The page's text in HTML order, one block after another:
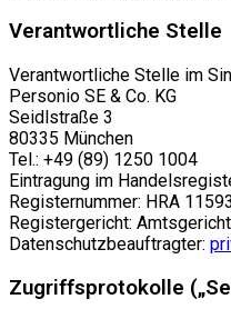
Verantwortliche Stelle
Verantwortliche Stelle im
Personio SE & Co. KG
Seidlstraße 3
80335 München
Tel.: +49 (89) 1250 1004
Eintragung im
Registernummer: HRA
Registergericht:
Datenschutzbeauftragter:
Zugriffsprotokolle